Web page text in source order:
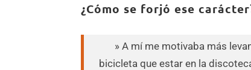
¿Cómo se forjó ese
» A mí me motivaba más
bicicleta que estar en la